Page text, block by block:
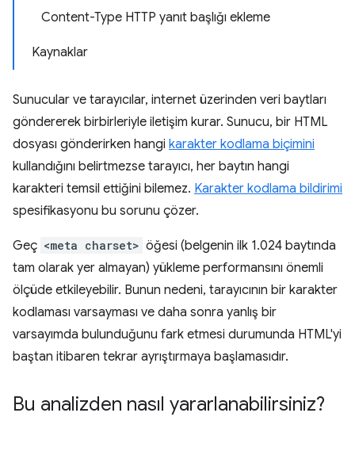
Content-Type HTTP yanıt başlığı ekleme
Kaynaklar
Sunucular ve tarayıcılar, internet üzerinden veri baytları
göndererek birbirleriyle iletişim kurar. Sunucu, bir HTML
dosyası gönderirken hangi karakter kodlama biçimini
kullandığını belirtmezse tarayıcı, her baytın hangi
karakteri temsil ettiğini bilemez. Karakter kodlama bildirimi
spesifikasyonu bu sorunu çözer.
Geç <meta charset> öğesi (belgenin ilk 1.024 baytında
tam olarak yer almayan) yükleme performansını önemli
ölçüde etkileyebilir. Bunun nedeni, tarayıcının bir karakter
kodlaması varsayması ve daha sonra yanlış bir
varsayımda bulunduğunu fark etmesi durumunda HTML'yi
baştan itibaren tekrar ayrıştırmaya başlamasıdır.
Bu analizden nasıl yararlanabilirsiniz?